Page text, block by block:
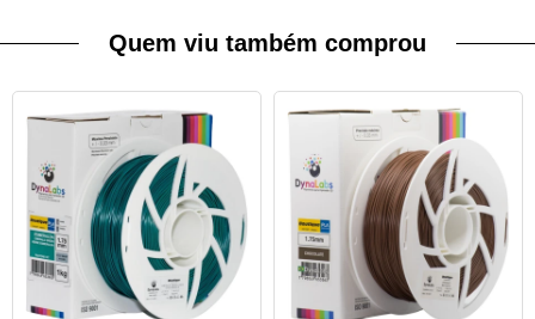
Quem viu também comprou